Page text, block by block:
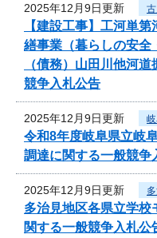
2025年12月9日更新
【建設工事】工河単
繕事業（暮らしの安全
（債務）山田川他河
競争入札公告
2025年12月9日更新
令和8年度岐阜県立岐
調達に関する一般競争
2025年12月9日更新
多治見地区各県立学校
関する一般競争入札公